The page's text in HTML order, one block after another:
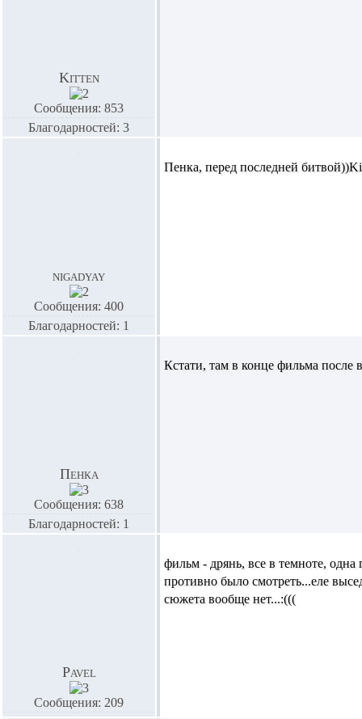
Kitten
Сообщения: 853
Благодарностей: 3
nigadyay
Сообщения: 400
Благодарностей: 1
Пенка, перед последней битвой))
Пенка
Сообщения: 638
Благодарностей: 1
Кстати, там в конце фильма после
Pavel
Сообщения: 209
фильм - дрянь, все в темноте, одна
противно было смотреть...еле
сюжета вообще нет...:(((